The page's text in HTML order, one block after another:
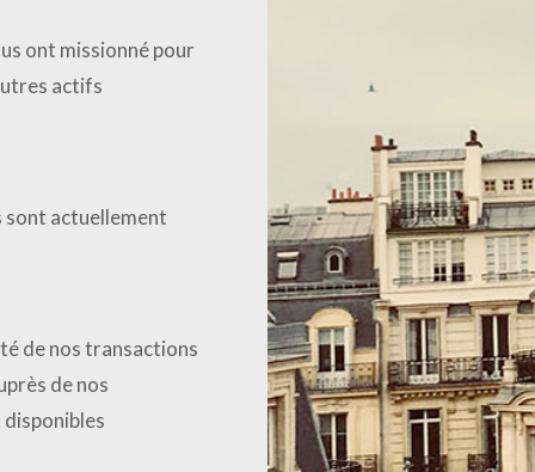
ont missionné pour
actifs
sont actuellement
de nos transactions
de nos